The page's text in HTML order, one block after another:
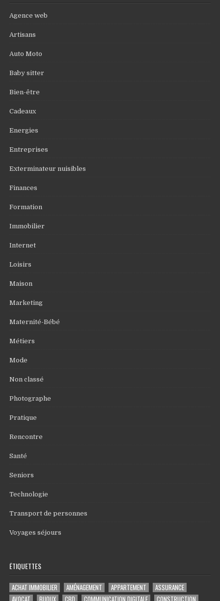
Agence web
Artisans
Auto Moto
Baby sitter
Bien-être
Cadeaux
Energies
Entreprises
Exterminateur nuisibles
Finances
Formation
Immobilier
Internet
Loisirs
Maison
Marketing
Maternité-Bébé
Métiers
Mode
Non classé
Photographe
Pratique
Rencontre
Santé
Seniors
Technologie
Transport de personnes
Voyages séjours
ÉTIQUETTES
ACHAT IMMOBILIER AMÉNAGEMENT APPARTEMENT
ASSURANCE